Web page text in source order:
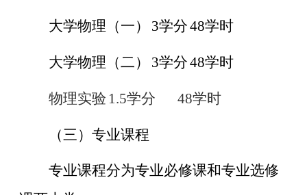
大学物理（一） 3学分48学时
大学物理（二） 3学分48学时
物理实验 1.5学分 48学时
（三）专业课程
专业课程分为专业必修课和专业选修